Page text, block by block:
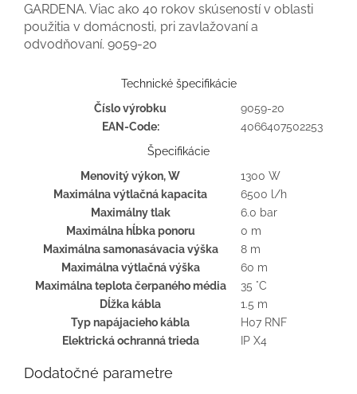
GARDENA. Viac ako 40 rokov skúseností v oblasti
použitia v domácnosti, pri zavlažovaní a
odvodňovaní. 9059-20
Technické špecifikácie
Číslo výrobku
9059-20
EAN-Code:
4066407502253
Špecifikácie
Menovitý výkon, W
1300 W
Maximálna výtlačná kapacita
6500 l/h
Maximálny tlak
6.0 bar
Maximálna hĺbka ponoru
0 m
Maximálna samonasávacia výška
8 m
Maximálna výtlačná výška
60 m
Maximálna teplota čerpaného média
35 °C
Dĺžka kábla
1.5 m
Typ napájacieho kábla
H07 RNF
Elektrická ochranná trieda
IP X4
Dodatočné parametre